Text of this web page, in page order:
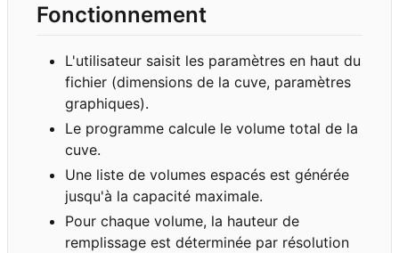
Fonctionnement
L'utilisateur saisit les paramètres en haut du
fichier (dimensions de la cuve, paramètres
graphiques).
Le programme calcule le volume total de la
cuve.
Une liste de volumes espacés est générée
jusqu'à la capacité maximale.
Pour chaque volume, la hauteur de
remplissage est déterminée par résolution